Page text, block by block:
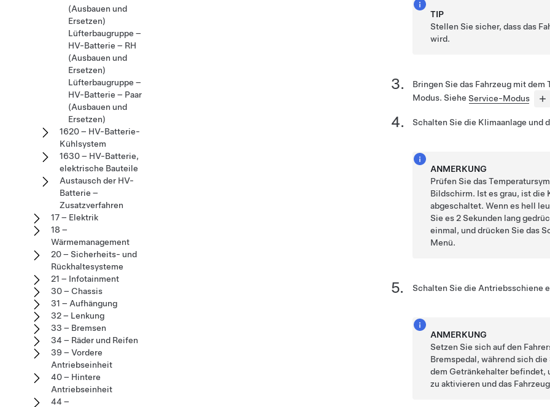
TIP
Stellen Sie sicher, dass das
wird.
Bringen Sie das Fahrzeug mit
Modus. Siehe Service-Modus
Schalten Sie die Klimaanlage und
ANMERKUNG
Prüfen Sie das
Bildschirm. Ist es grau, ist die
abgeschaltet. Wenn es hell
Sie es 2 Sekunden lang
einmal, und drücken Sie das
Menü.
Schalten Sie die Antriebsschiene
ANMERKUNG
Setzen Sie sich auf den
Bremspedal, während sich
dem Getränkehalter befindet,
zu aktivieren und das
(Ausbauen und
Ersetzen)
Lüfterbaugruppe –
HV-Batterie – RH
(Ausbauen und
Ersetzen)
Lüfterbaugruppe –
HV-Batterie – Paar
(Ausbauen und
Ersetzen)
1620 – HV-Batterie-
Kühlsystem
1630 – HV-Batterie,
elektrische Bauteile
Austausch der HV-
Batterie –
Zusatzverfahren
17 – Elektrik
18 –
Wärmemanagement
20 – Sicherheits- und
Rückhaltesysteme
21 – Infotainment
30 – Chassis
31 – Aufhängung
32 – Lenkung
33 – Bremsen
34 – Räder und Reifen
39 – Vordere
Antriebseinheit
40 – Hintere
Antriebseinheit
44 –